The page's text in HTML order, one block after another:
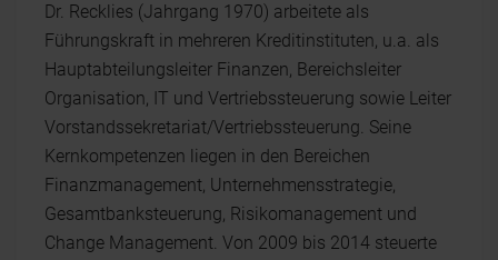
Dr. Recklies (Jahrgang 1970) arbeitete als
Führungskraft in mehreren Kreditinstituten, u.a. als
Hauptabteilungsleiter Finanzen, Bereichsleiter
Organisation, IT und Vertriebssteuerung sowie Leiter
Vorstandssekretariat/Vertriebssteuerung. Seine
Kernkompetenzen liegen in den Bereichen
Finanzmanagement, Unternehmensstrategie,
Gesamtbanksteuerung, Risikomanagement und
Change Management. Von 2009 bis 2014 steuerte